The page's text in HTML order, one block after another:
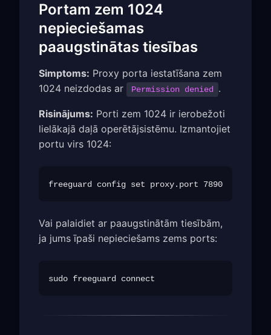
Portam zem 1024
nepieciešamas
paaugstinātas tiesības
Simptoms: Proxy porta iestatīšana zem
1024 neizdodas ar
Permission denied .
Risinājums: Porti zem 1024 ir ierobežoti
lielākajā daļā operētājsistēmu. Izmantojiet
portu virs 1024:
Vai palaidiet ar paaugstinātām tiesībām,
ja jums īpaši nepieciešams zems ports: